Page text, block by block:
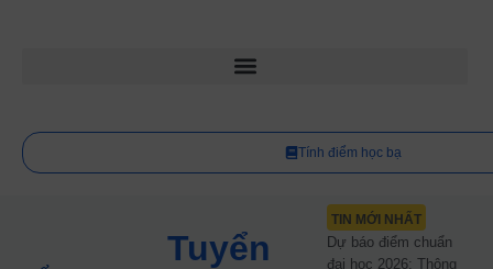
Tính điểm học bạ
Tuyển
TIN MỚI NHẤT
Dự báo điểm chuẩn
đại học 2026: Thông